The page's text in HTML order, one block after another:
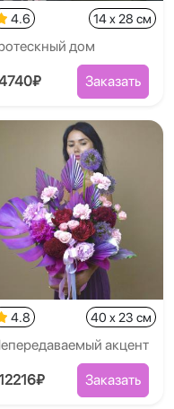
4.6 14 x 28 см
дом
Заказать
4.8 40 x 23 см
акцент
Заказать